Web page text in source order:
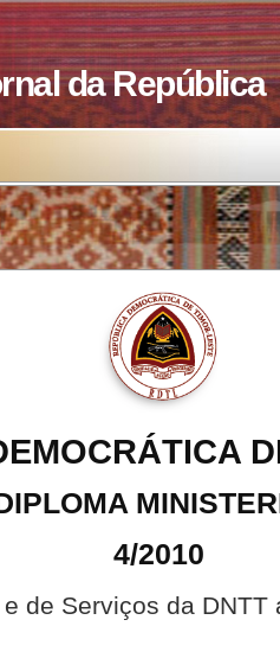
da República
4/2010
de Serviços da